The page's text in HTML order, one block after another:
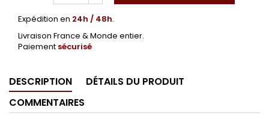
Expédition en 24h / 48h.
Livraison France & Monde entier.
Paiement sécurisé
DESCRIPTION
DÉTAILS DU PRODUIT
COMMENTAIRES